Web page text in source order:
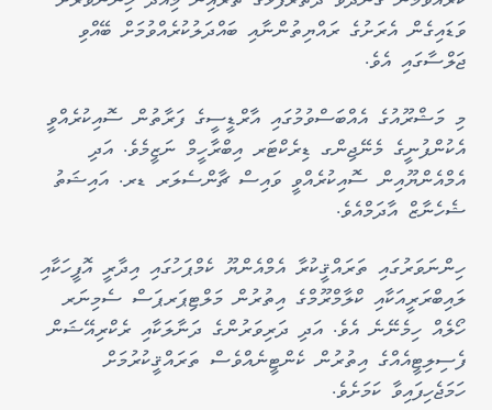
ވަޑައިގެން އެރަށުގެ ރައްޔިތުންނާއި ބައްދަލުކުރެއްވުމަށް ބޭއްވި
ޖަލްސާގައި އެވެ.
މި މަޝްރޫއުގެ އެއްބަސްވުމުގައި އާރްޑީސީގެ ފަރާތުން ސޮއިކުރެއްވީ
އެކުންފުނީގެ މެނޭޖިންގ ޑިރެކްޓަރ އިބްރާހީމް ނަޒީމެވެ. އަދި
އެމްއެންޔޫއިން ސޮއިކުރެއްވީ ވައިސް ޗާންސެލަރ ޑރ. އައިޝަތު
ޝެހެނާޒް އާދަމްއެވެ.
ހިންނަވަރުގައި ތަރައްޤީކުރާ އެމްއެންޔޫ ކެމްޕަހުގައި އިދާރީ އޮފީހަކާއި
ލައިބްރަރީއަކާއި ކްލާމްރޫމްގެ އިތުރުން މަލްޓިޕަރޕަސް ސެމިނަރ
ހޯލެއް ހިމެނޭނެ އެވެ. އަދި ދަރިވަރުންގެ ދަނާލަކާއި ރެކްރިއޭޝަން
ފެސިލިޓީއެއްގެ އިތުރުން ކެންޓީނެއްވެސް ތަރައްޤީކުރުމަށް
ހަމަޖެހިފައިވާ ކަމަށެވެ.